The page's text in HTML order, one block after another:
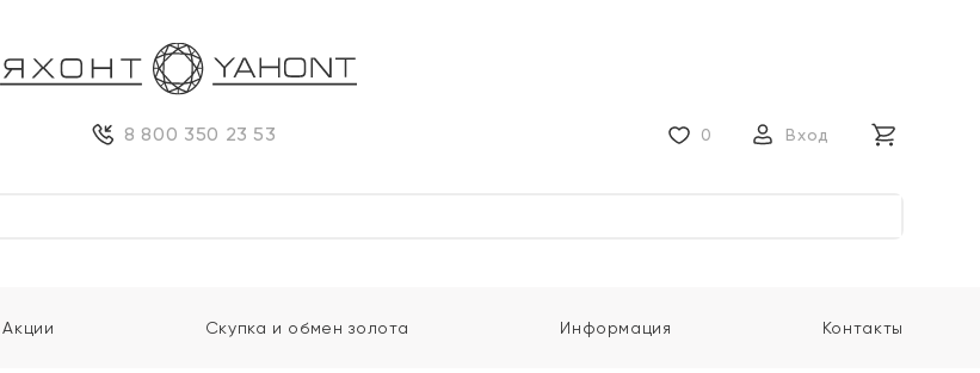
8 800 350 23 53 0 Вход
Акции Скупка и обмен золота Информация Контакты